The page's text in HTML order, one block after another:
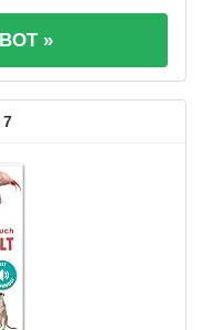
»
7